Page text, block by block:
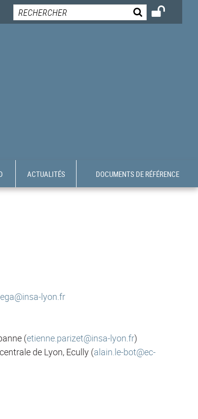
ACTUALITÉS DOCUMENTS DE RÉFÉRENCE
lyon.fr
(etienne.parizet@insa-lyon.fr)
de Lyon, Ecully (alain.le-bot@ec-